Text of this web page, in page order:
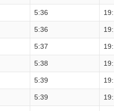
5:36
5:36
5:37
5:38
5:39
5:39